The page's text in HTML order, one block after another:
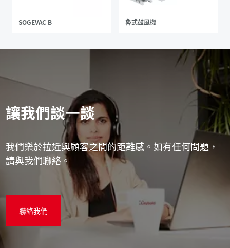
SOGEVAC B 魯式鼓風機
讓我們談一談
我們樂於拉近與顧客之間的距離感。如有任何問題，
請與我們聯絡。
聯絡我們